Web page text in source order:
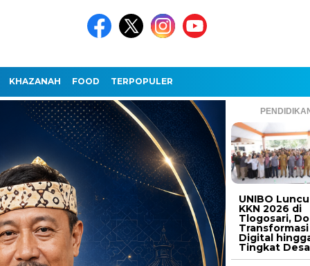
KHAZANAH FOOD TERPOPULER
UNIBO
KKN 2026 di
Tlogosari,
Transformasi
Digital
Tingkat Desa